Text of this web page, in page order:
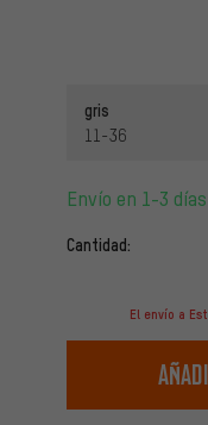
gris
11-36
Envío en 1-3
Cantidad:
El envío a